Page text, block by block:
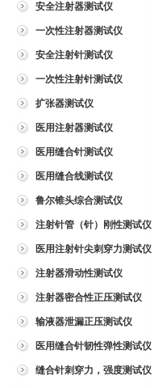
安全注射器测试仪
一次性注射器测试仪
安全注射针测试仪
一次性注射针测试仪
扩张器测试仪
医用注射器测试仪
医用缝合针测试仪
医用缝合线测试仪
鲁尔锥头综合测试仪
注射针管（针）刚性测试仪
医用注射针尖刺穿力测试仪
注射器滑动性测试仪
注射器密合性正压测试仪
输液器泄漏正压测试仪
医用缝合针韧性弹性测试仪
缝合针刺穿力，强度测试仪